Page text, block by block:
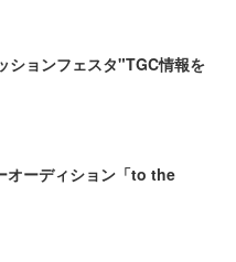
ションフェスタ"TGC情報を
ーディション「to the